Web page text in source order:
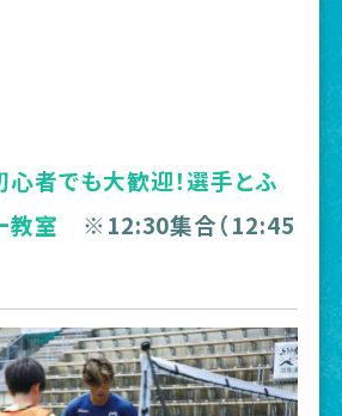
者でも大歓迎！選手とふ
教室 ※12:30集合（12:45